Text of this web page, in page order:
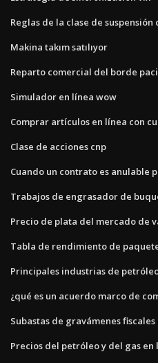
Reglas de la clase de suspensión
Makina takım satılıyor
Reparto comercial del borde
Simulador en línea wow
Comprar artículos en línea con
Clase de acciones cnp
Cuando un contrato es anulable
Trabajos de engrasador de
Precio de plata del mercado de
Tabla de rendimiento de
Principales industrias de
¿qué es un acuerdo marco de
Subastas de gravámenes
Precios del petróleo y del gas en